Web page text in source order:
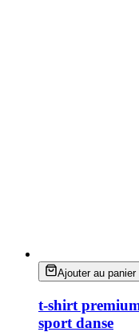
Ajouter au panier
t-shirt
sport danse